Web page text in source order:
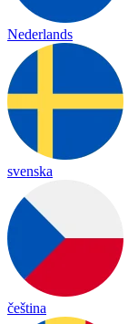
Nederlands
svenska
čeština